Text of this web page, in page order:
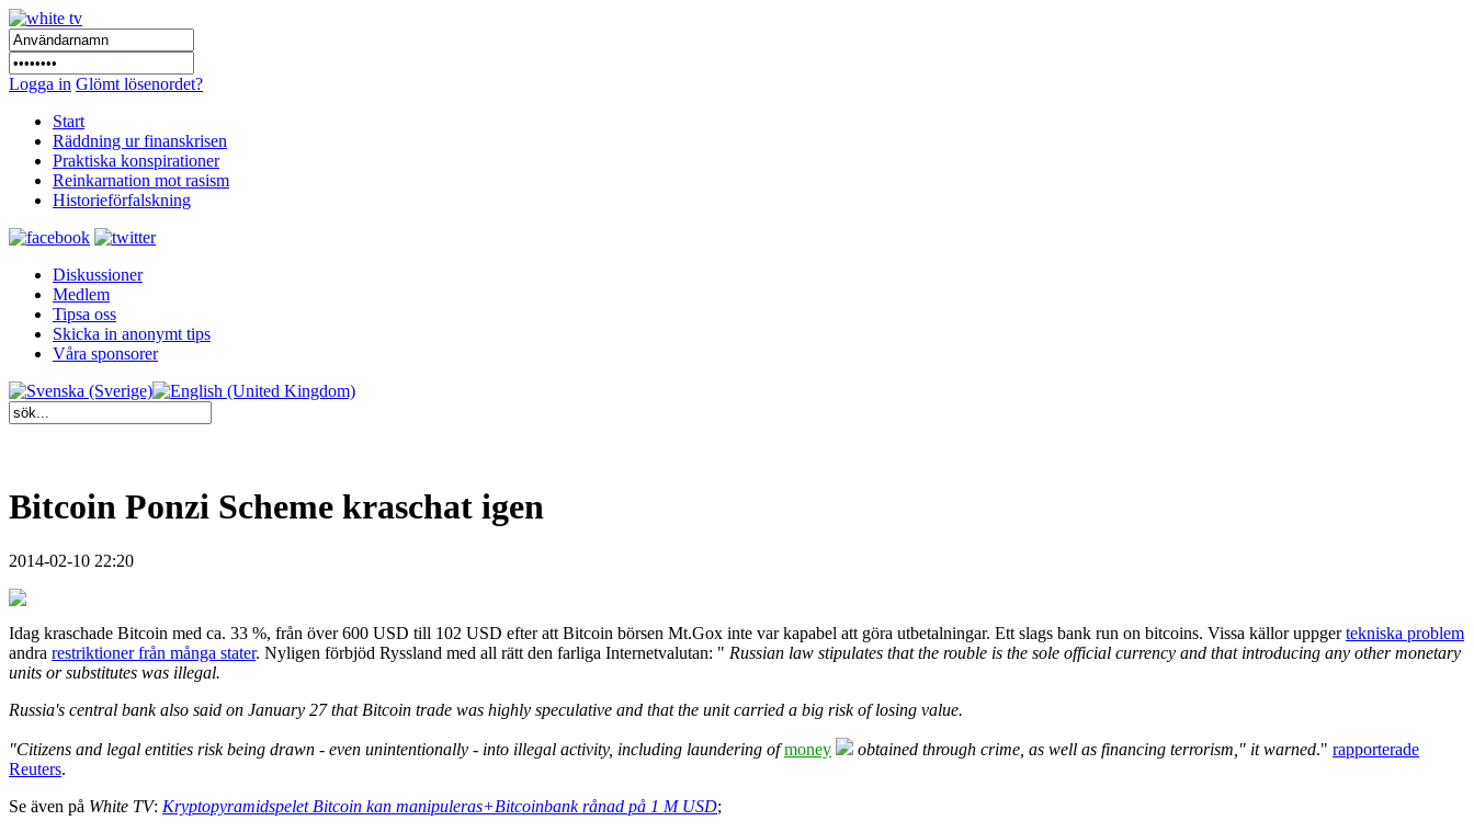
Logga in Glömt lösenordet?
Start
Räddning ur finanskrisen
Praktiska konspirationer
Reinkarnation mot rasism
Historieförfalskning
Diskussioner
Medlem
Tipsa oss
Skicka in anonymt tips
Våra sponsorer
Bitcoin Ponzi Scheme kraschat igen
2014-02-10 22:20
Idag kraschade Bitcoin med ca. 33 %, från över 600 USD till 102 USD efter att Bitcoin börsen Mt.Gox inte var kapabel att göra utbetalningar. Ett slags bank run on bitcoins. Vissa källor uppgertekniska problem
andra restriktioner från många stater. Nyligen förbjöd Ryssland med all rätt den farliga Internetvalutan: " Russian law stipulates that the rouble is the sole official currency and that introducing any other monetary
units or substitutes was illegal.
Russia's central bank also said on January 27 that Bitcoin trade was highly speculative and that the unit carried a big risk of losing value.
"Citizens and legal entities risk being drawn - even unintentionally - into illegal activity, including laundering ofmoney obtained through crime, as well as financing terrorism," it warned." rapporterade
Reuters.
Se även på White TV: Kryptopyramidspelet Bitcoin kan manipuleras+Bitcoinbank rånad på 1 M USD;